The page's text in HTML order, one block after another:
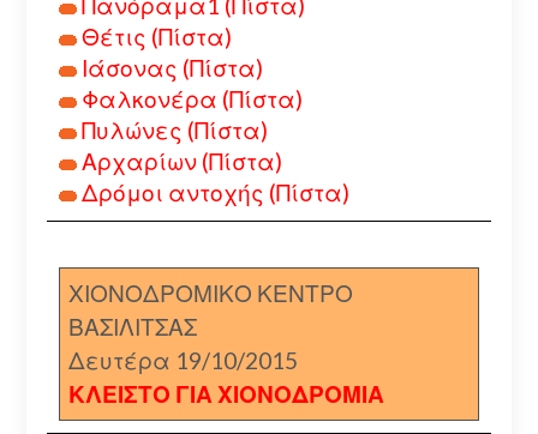
Θέτις (Πίστα)
Ιάσονας (Πίστα)
Φαλκονέρα (Πίστα)
Πυλώνες (Πίστα)
Αρχαρίων (Πίστα)
Δρόμοι αντοχής (Πίστα)
ΧΙΟΝΟΔΡΟΜΙΚΟ ΚΕΝΤΡΟ
ΒΑΣΙΛΙΤΣΑΣ
Δευτέρα 19/10/2015
ΚΛΕΙΣΤΟ ΓΙΑ ΧΙΟΝΟΔΡΟΜΙΑ